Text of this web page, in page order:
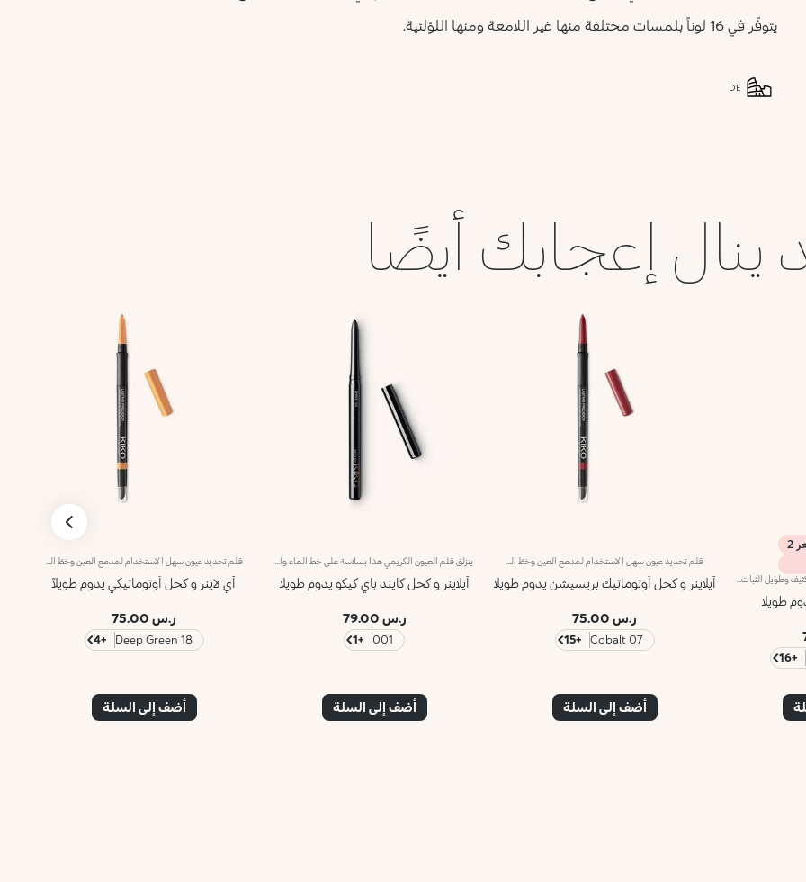
يتوفّر في 16 لوناً بلمسات مختلفة منها غير اللامعة ومنها اللؤلئية.
DE
ينال إعجابك أيضًا
طويلا
+16
آيلاينر و كحل أوتوماتيك بريسيشن يدوم طويلا
ر.س 75.00
07 Cobalt
+15
أضف إلى السلة
آيلاينر و كحل كايند باي كيكو يدوم طويلا
ر.س 79.00
001
+1
أضف إلى السلة
آي لاينر و كحل أوتوماتيكي يدوم طويلاً
ر.س 75.00
18 Deep Green
+4
أضف إلى السلة